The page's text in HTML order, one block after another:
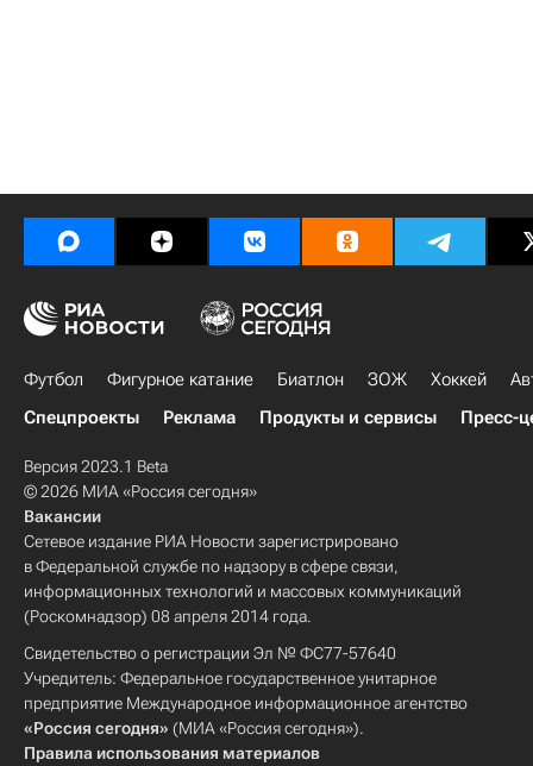
Футбол Фигурное катание Биатлон ЗОЖ Хоккей
Спецпроекты
Реклама Продукты и сервисы Пресс-
Версия 2023.1 Beta
© 2026 МИА «Россия сегодня»
Вакансии
Сетевое издание РИА Новости зарегистрировано
в Федеральной службе по надзору в сфере связи,
информационных технологий и массовых коммуникаций
(Роскомнадзор) 08 апреля 2014 года.
Свидетельство о регистрации Эл № ФС77-57640
Учредитель: Федеральное государственное унитарное
предприятие Международное информационное агентство
«Россия сегодня» (МИА «Россия сегодня»).
Правила использования материалов